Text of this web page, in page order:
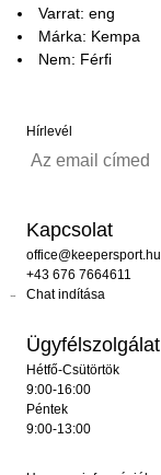
Varrat: eng
Márka: Kempa
Nem: Férfi
Hírlevél
Kapcsolat
office@keepersport.hu
+43 676 7664611
Chat indítása
Ügyfélszolgálat
Hétfő-Csütörtök
9:00-16:00
Péntek
9:00-13:00